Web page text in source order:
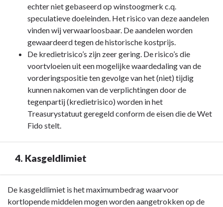
echter niet gebaseerd op winstoogmerk c.q.
speculatieve doeleinden. Het risico van deze aandelen
vinden wij verwaarloosbaar. De aandelen worden
gewaardeerd tegen de historische kostprijs.
De kredietrisico’s zijn zeer gering. De risico’s die
voortvloeien uit een mogelijke waardedaling van de
vorderingspositie ten gevolge van het (niet) tijdig
kunnen nakomen van de verplichtingen door de
tegenpartij (kredietrisico) worden in het
Treasurystatuut geregeld conform de eisen die de Wet
Fido stelt.
4. Kasgeldlimiet
Terug
naar
De kasgeldlimiet is het maximumbedrag waarvoor
kortlopende middelen mogen worden aangetrokken op de